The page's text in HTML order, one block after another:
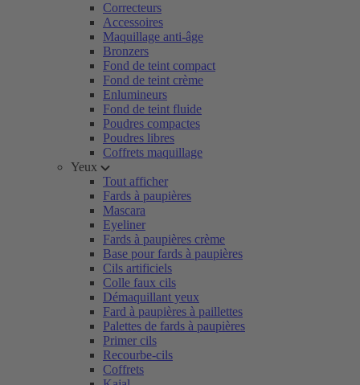
Correcteurs
Accessoires
Maquillage anti-âge
Bronzers
Fond de teint compact
Fond de teint crème
Enlumineurs
Fond de teint fluide
Poudres compactes
Poudres libres
Coffrets maquillage
Yeux
Tout afficher
Fards à paupières
Mascara
Eyeliner
Fards à paupières crème
Base pour fards à paupières
Cils artificiels
Colle faux cils
Démaquillant yeux
Fard à paupières à paillettes
Palettes de fards à paupières
Primer cils
Recourbe-cils
Coffrets